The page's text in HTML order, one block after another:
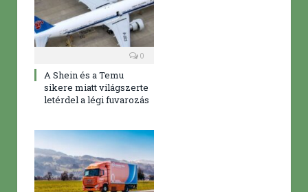
0
A Shein és a Temu
sikere miatt világszerte
letérdel a légi fuvarozás